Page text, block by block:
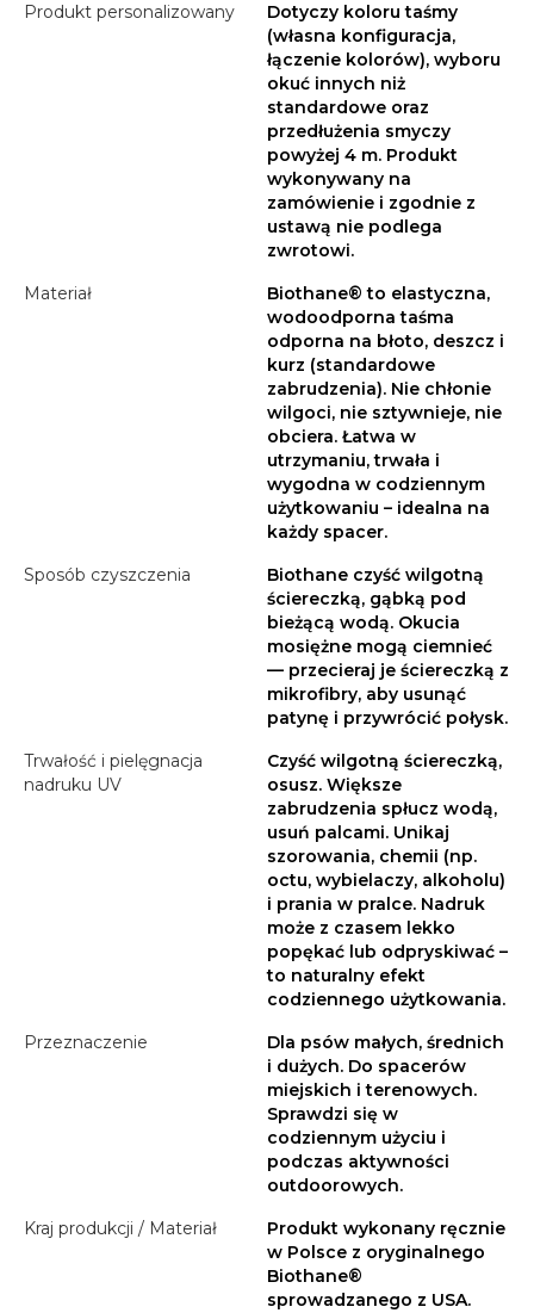
Produkt personalizowany
Dotyczy koloru taśmy
(własna konfiguracja,
łączenie kolorów), wyboru
okuć innych niż
standardowe oraz
przedłużenia smyczy
powyżej 4 m. Produkt
wykonywany na
zamówienie i zgodnie z
ustawą nie podlega
zwrotowi.
Materiał
Biothane® to elastyczna,
wodoodporna taśma
odporna na błoto, deszcz i
kurz (standardowe
zabrudzenia). Nie chłonie
wilgoci, nie sztywnieje, nie
obciera. Łatwa w
utrzymaniu, trwała i
wygodna w codziennym
użytkowaniu – idealna na
każdy spacer.
Sposób czyszczenia
Biothane czyść wilgotną
ściereczką, gąbką pod
bieżącą wodą. Okucia
mosiężne mogą ciemnieć
— przecieraj je ściereczką z
mikrofibry, aby usunąć
patynę i przywrócić połysk.
Trwałość i pielęgnacja
nadruku UV
Czyść wilgotną ściereczką,
osusz. Większe
zabrudzenia spłucz wodą,
usuń palcami. Unikaj
szorowania, chemii (np.
octu, wybielaczy, alkoholu)
i prania w pralce. Nadruk
może z czasem lekko
popękać lub odpryskiwać –
to naturalny efekt
codziennego użytkowania.
Przeznaczenie
Dla psów małych, średnich
i dużych. Do spacerów
miejskich i terenowych.
Sprawdzi się w
codziennym użyciu i
podczas aktywności
outdoorowych.
Kraj produkcji / Materiał
Produkt wykonany ręcznie
w Polsce z oryginalnego
Biothane®
sprowadzanego z USA.